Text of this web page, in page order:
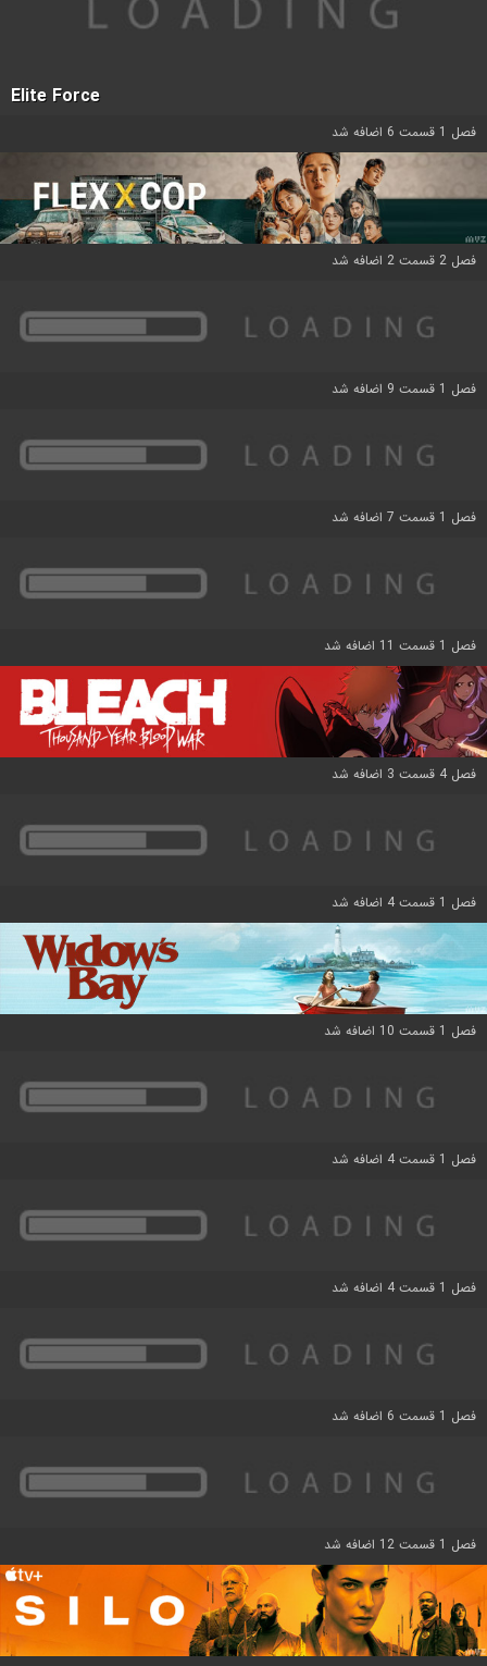
Elite Force
فصل 1 قسمت 6 اضافه شد
فصل 2 قسمت 2 اضافه شد
فصل 1 قسمت 9 اضافه شد
فصل 1 قسمت 7 اضافه شد
فصل 1 قسمت 11 اضافه شد
فصل 4 قسمت 3 اضافه شد
فصل 1 قسمت 4 اضافه شد
فصل 1 قسمت 10 اضافه شد
فصل 1 قسمت 4 اضافه شد
فصل 1 قسمت 4 اضافه شد
فصل 1 قسمت 6 اضافه شد
فصل 1 قسمت 12 اضافه شد